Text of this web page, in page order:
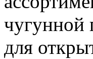
чугунной
для